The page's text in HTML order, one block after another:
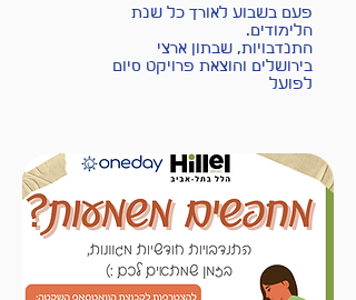
פעם בשבוע לאורך כל שנת
הלימודים.
התנדבויות, שבתון ארצי
בירושלים והוצאת פרויקט סיום
לפועל